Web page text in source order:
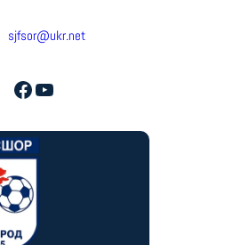
sjfsor@ukr.net
Facebook YouTube